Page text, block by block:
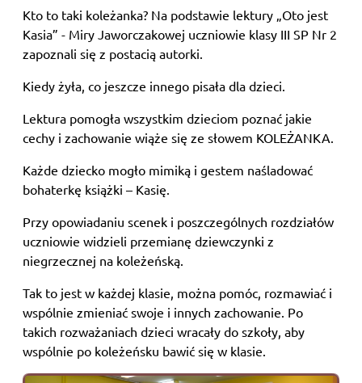
Kto to taki koleżanka? Na podstawie lektury „Oto jest
Kasia” - Miry Jaworczakowej uczniowie klasy III SP Nr 2
zapoznali się z postacią autorki.
Kiedy żyła, co jeszcze innego pisała dla dzieci.
Lektura pomogła wszystkim dzieciom poznać jakie
cechy i zachowanie wiąże się ze słowem KOLEŻANKA.
Każde dziecko mogło mimiką i gestem naśladować
bohaterkę książki – Kasię.
Przy opowiadaniu scenek i poszczególnych rozdziałów
uczniowie widzieli przemianę dziewczynki z
niegrzecznej na koleżeńską.
Tak to jest w każdej klasie, można pomóc, rozmawiać i
wspólnie zmieniać swoje i innych zachowanie. Po
takich rozważaniach dzieci wracały do szkoły, aby
wspólnie po koleżeńsku bawić się w klasie.